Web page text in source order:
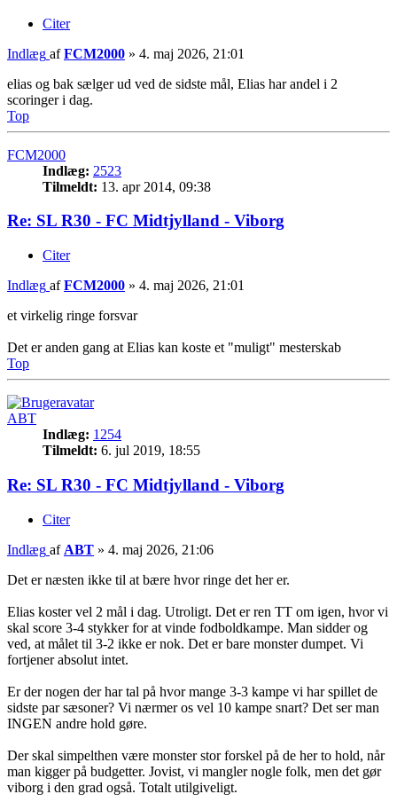
Citer
Indlæg afFCM2000 » 4. maj 2026, 21:01
elias og bak sælger ud ved de sidste mål, Elias har andel i 2
scoringer i dag.
Top
FCM2000
Indlæg: 2523
Tilmeldt: 13. apr 2014, 09:38
Re: SL R30 - FC Midtjylland - Viborg
Citer
Indlæg afFCM2000 » 4. maj 2026, 21:01
et virkelig ringe forsvar
Det er anden gang at Elias kan koste et "muligt" mesterskab
Top
ABT
Indlæg: 1254
Tilmeldt: 6. jul 2019, 18:55
Re: SL R30 - FC Midtjylland - Viborg
Citer
Indlæg af ABT » 4. maj 2026, 21:06
Det er næsten ikke til at bære hvor ringe det her er.
Elias koster vel 2 mål i dag. Utroligt. Det er ren TT om igen, hvor vi
skal score 3-4 stykker for at vinde fodboldkampe. Man sidder og
ved, at målet til 3-2 ikke er nok. Det er bare monster dumpet. Vi
fortjener absolut intet.
Er der nogen der har tal på hvor mange 3-3 kampe vi har spillet de
sidste par sæsoner? Vi nærmer os vel 10 kampe snart? Det ser man
INGEN andre hold gøre.
Der skal simpelthen være monster stor forskel på de her to hold, når
man kigger på budgetter. Jovist, vi mangler nogle folk, men det gør
viborg i den grad også. Totalt utilgiveligt.